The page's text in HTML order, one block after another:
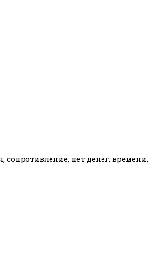
сопротивление, нет денег, времени,